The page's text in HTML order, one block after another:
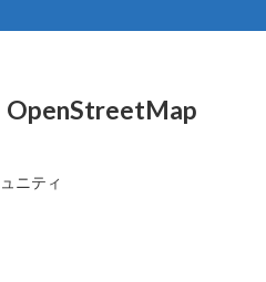
OpenStreetMap
ニティ